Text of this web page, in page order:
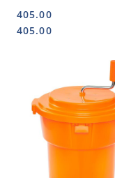
Cena:
405.00
Cena:
405.00